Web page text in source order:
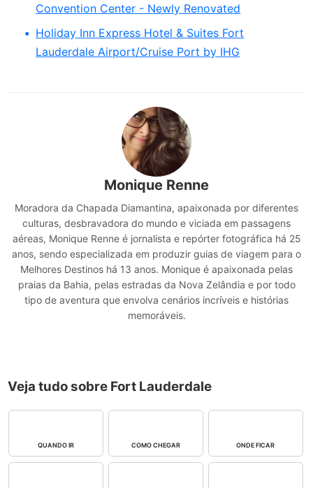
Convention Center - Newly Renovated
Holiday Inn Express Hotel & Suites Fort
Lauderdale Airport/Cruise Port by IHG
Monique Renne
Moradora da Chapada Diamantina, apaixonada por diferentes
culturas, desbravadora do mundo e viciada em passagens
aéreas, Monique Renne é jornalista e repórter fotográfica há 25
anos, sendo especializada em produzir guias de viagem para o
Melhores Destinos há 13 anos. Monique é apaixonada pelas
praias da Bahia, pelas estradas da Nova Zelândia e por todo
tipo de aventura que envolva cenários incríveis e histórias
memoráveis.
Veja tudo sobre Fort Lauderdale
QUANDO IR COMO CHEGAR ONDE FICAR